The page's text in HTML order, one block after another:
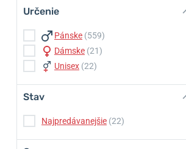
Určenie
Pánske (559)
Dámske (21)
Unisex (22)
Stav
Najpredávanejšie (22)